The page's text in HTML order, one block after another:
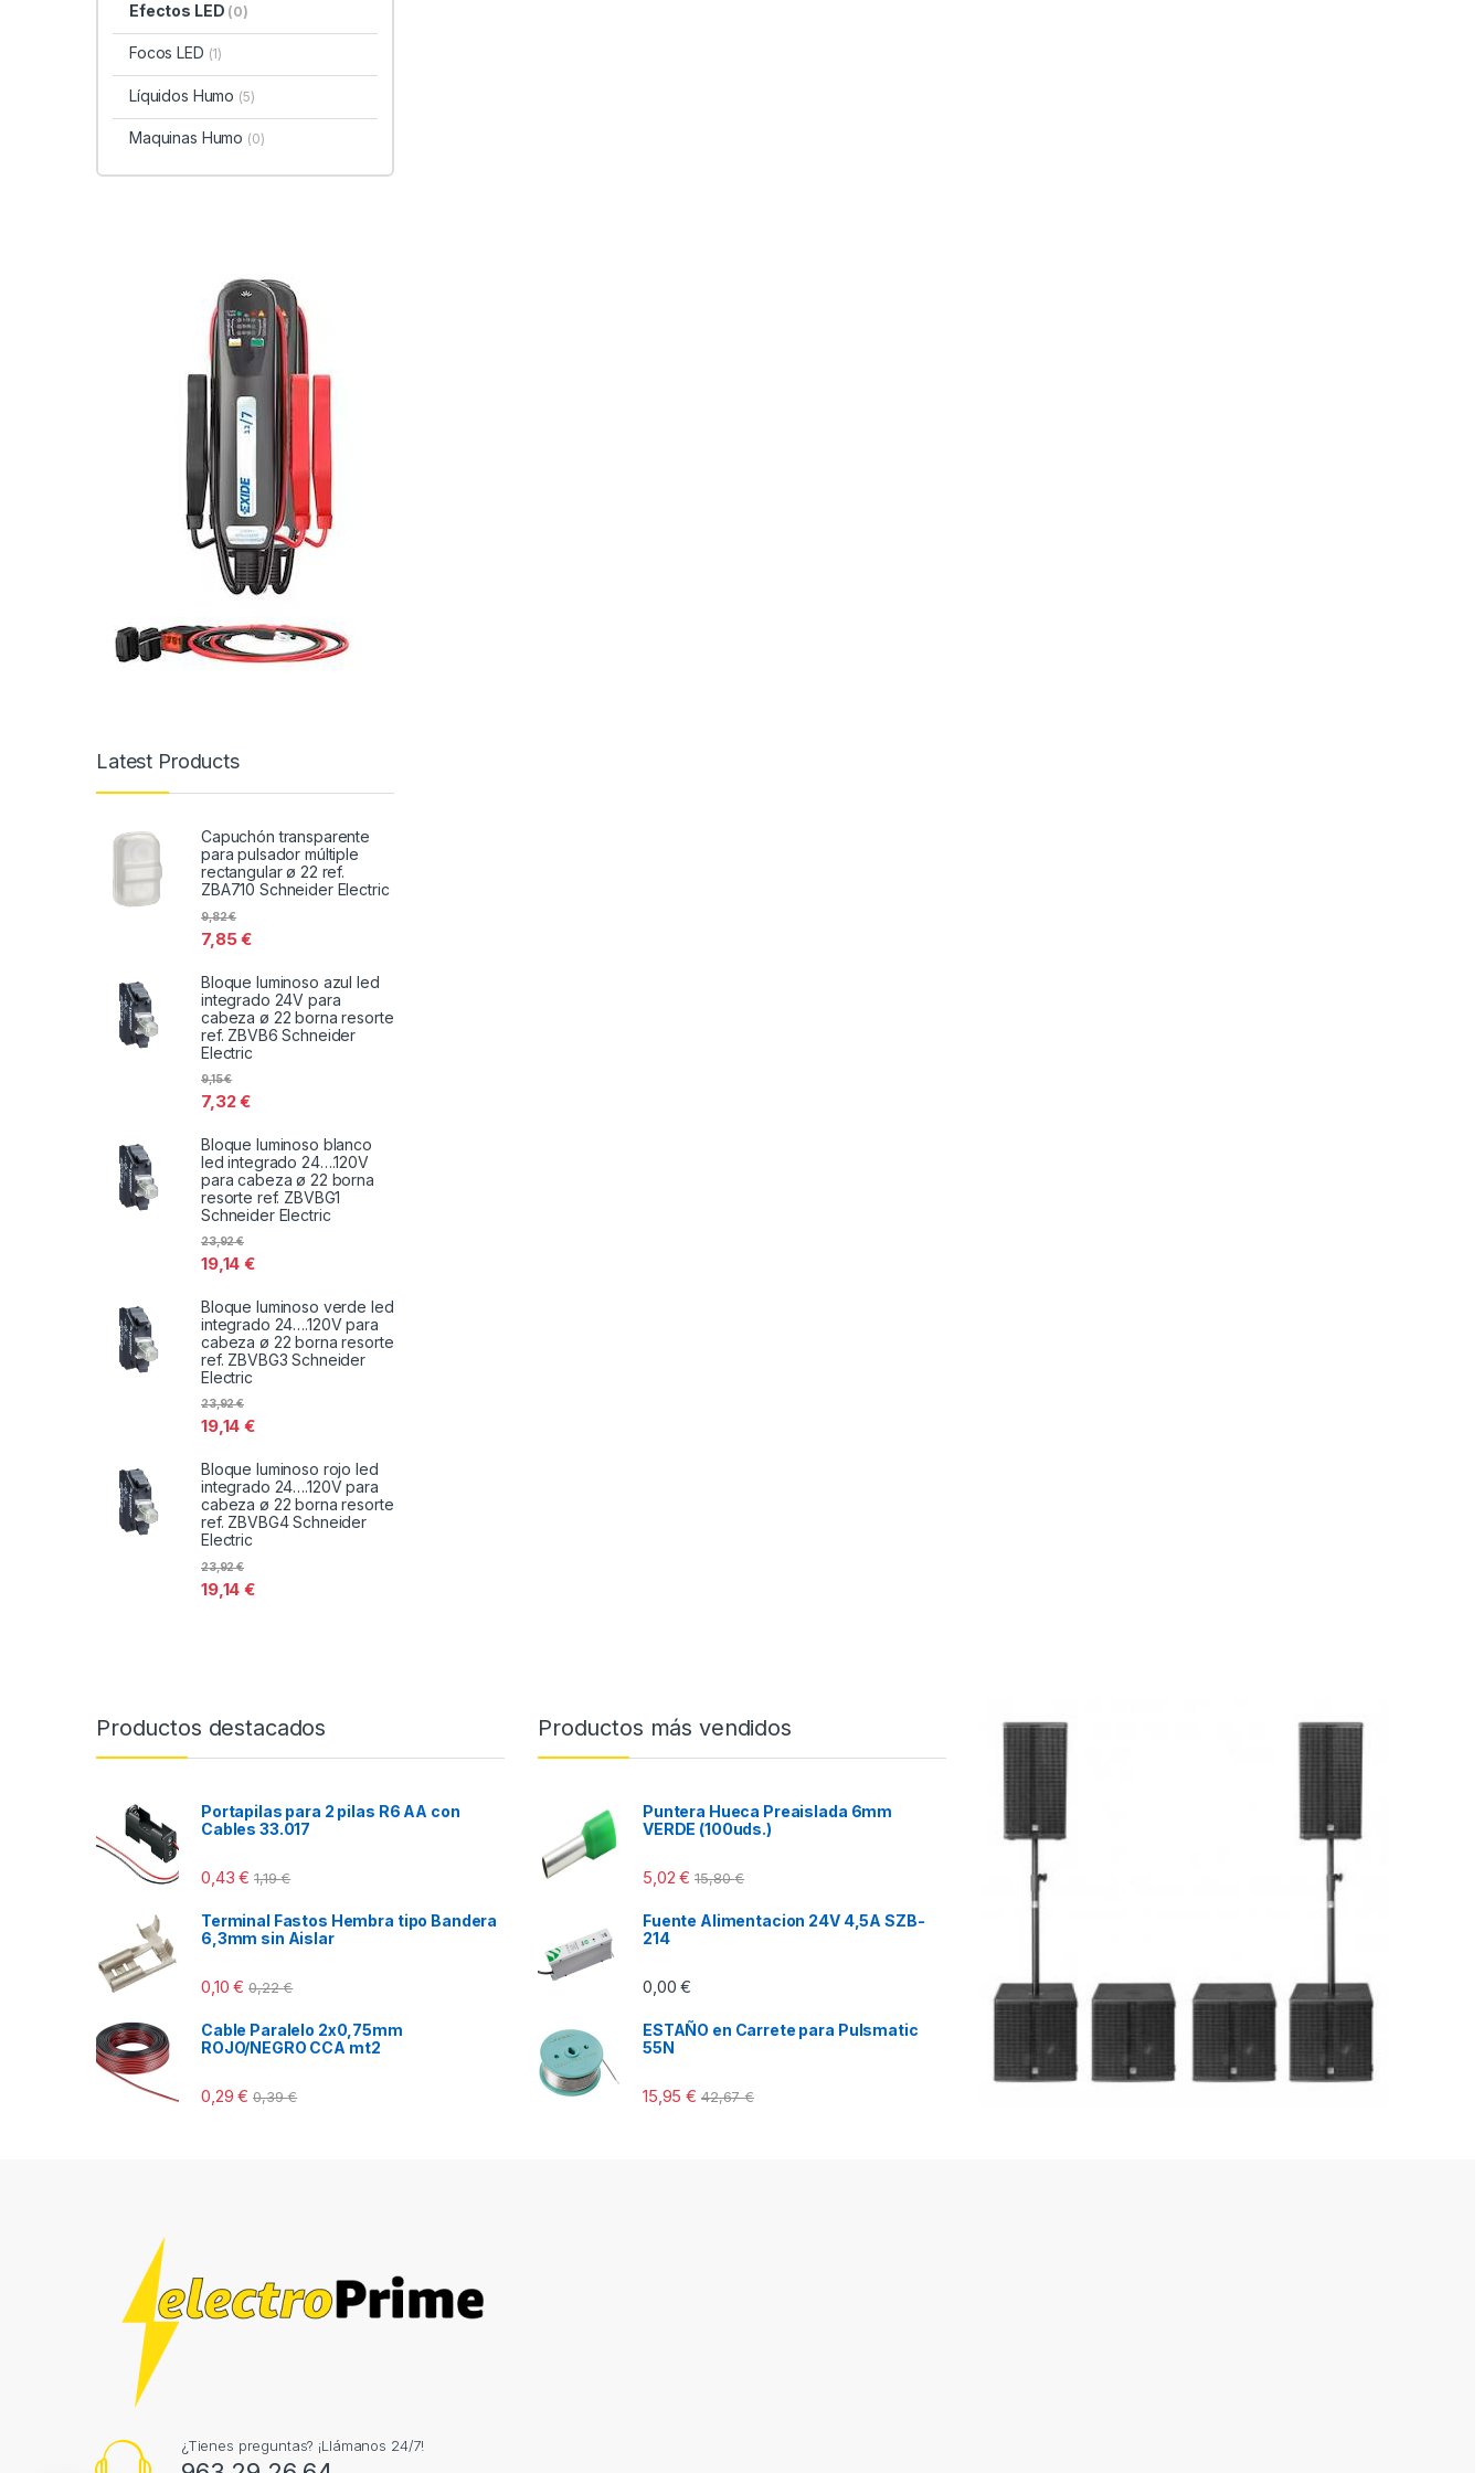
Efectos LED (0)
Focos LED (1)
Líquidos Humo (5)
Maquinas Humo (0)
Latest Products
Capuchón transparente
para pulsador múltiple
rectangular ø 22 ref.
ZBA710 Schneider Electric
7,85€
9,82€
Bloque luminoso azul led
integrado 24V para
cabeza ø 22 borna resorte
ref. ZBVB6 Schneider
Electric
7,32€
9,15€
Bloque luminoso blanco
led integrado 24….120V
para cabeza ø 22 borna
resorte ref. ZBVBG1
Schneider Electric
19,14€
23,92€
Bloque luminoso verde led
integrado 24….120V para
cabeza ø 22 borna resorte
ref. ZBVBG3 Schneider
Electric
19,14€
23,92€
Bloque luminoso rojo led
integrado 24….120V para
cabeza ø 22 borna resorte
ref. ZBVBG4 Schneider
Electric
19,14€
23,92€
Productos destacados
Portapilas para 2 pilas R6 AA con
Cables 33.017
0,43€ 1,19€
Terminal Fastos Hembra tipo Bandera
6,3mm sin Aislar
0,10€ 0,22€
Cable Paralelo 2x0,75mm
ROJO/NEGRO CCA mt2
0,29€ 0,39€
Productos más vendidos
Puntera Hueca Preaislada 6mm
VERDE (100uds.)
5,02€ 15,80€
Fuente Alimentacion 24V 4,5A SZB-
214
0,00€
ESTAÑO en Carrete para Pulsmatic
55N
15,95€ 42,67€
¿Tienes preguntas? ¡Llámanos 24/7!